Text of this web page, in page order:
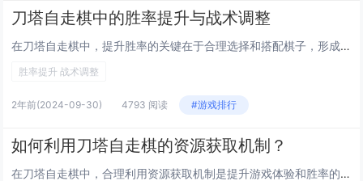
刀塔自走棋中的胜率提升与战术调整
在刀塔自走棋中，提升胜率的关键在于合理选择和搭配棋子，形成有效的阵容战术。玩家需根据游戏进程和对手策略，灵活调整自己的阵容结构与核心棋子。理解不同棋子间的种族、职业羁绊效果，并掌握经济管理及升星节奏也至关重要。适时变换站位以应对特定敌人或利...
胜率提升 战术调整
2年前(2024-09-30) 4793 阅读 #游戏排行
如何利用刀塔自走棋的资源获取机制？
在刀塔自走棋中，合理利用资源获取机制是提升游戏体验和胜率的关键。每回合结束后，玩家会根据上一回合的剩余棋子数量及连胜或连败状态获得金币奖励。应优先确保每回合都能购买到经验，以解锁更多上场棋子的名额，这会显著提高战斗力。合理规划金币持有量，追...